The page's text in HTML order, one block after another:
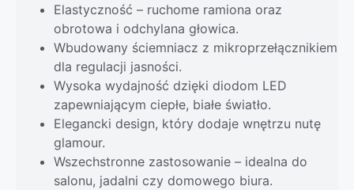
Elastyczność – ruchome ramiona oraz
obrotowa i odchylana głowica.
Wbudowany ściemniacz z mikroprzełącznikiem
dla regulacji jasności.
Wysoka wydajność dzięki diodom LED
zapewniającym ciepłe, białe światło.
Elegancki design, który dodaje wnętrzu nutę
glamour.
Wszechstronne zastosowanie – idealna do
salonu, jadalni czy domowego biura.